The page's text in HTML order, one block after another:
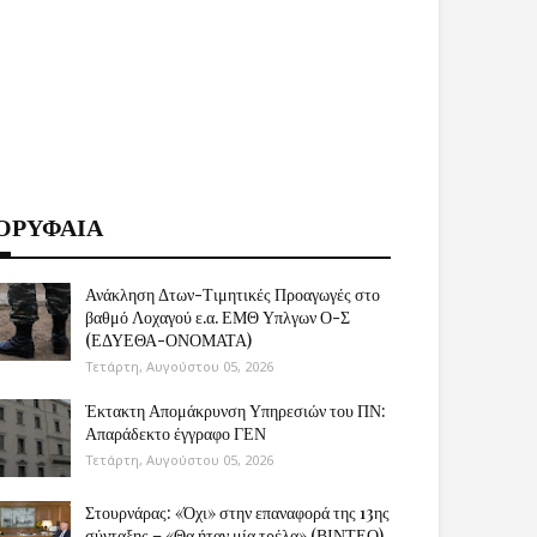
Ανάκληση Δτων-Τιμητικές Προαγωγές στο
βαθμό Λοχαγού ε.α. ΕΜΘ Υπλγων Ο-Σ
(ΕΔΥΕΘΑ-ΟΝΟΜΑΤΑ)
Τετάρτη, Αυγούστου 05, 2026
Έκτακτη Απομάκρυνση Υπηρεσιών του ΠΝ:
Απαράδεκτο έγγραφο ΓΕΝ
Τετάρτη, Αυγούστου 05, 2026
Στουρνάρας: «Όχι» στην επαναφορά της 13ης